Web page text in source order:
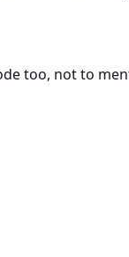
too, not to